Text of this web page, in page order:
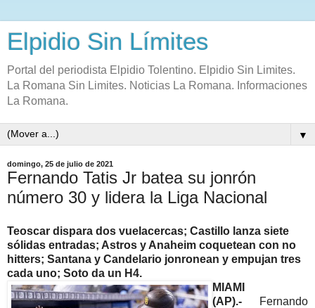
Elpidio Sin Límites
Portal del periodista Elpidio Tolentino. Elpidio Sin Limites.
La Romana Sin Limites. Noticias La Romana. Informaciones
La Romana.
▼
domingo, 25 de julio de 2021
Fernando Tatis Jr batea su jonrón
número 30 y lidera la Liga Nacional
Teoscar dispara dos vuelacercas; Castillo lanza siete
sólidas entradas; Astros y Anaheim coquetean con no
hitters; Santana y Candelario jonronean y empujan tres
cada uno; Soto da un H4.
MIAMI
(AP).-
Fernando